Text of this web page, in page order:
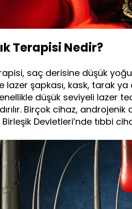
Terapisi Nedir?
terapisi, saç derisine düşük
lazer şapkası, kask, tarak ya
düşük seviyeli lazer
Birçok cihaz, androjenik
Birleşik Devletleri’nde tıbbi